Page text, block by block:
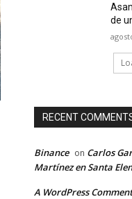
de
RECENT
Binance on Carlos
Martínez en Santa
A WordPress